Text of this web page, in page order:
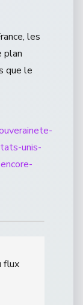
les
plan
que le
unis-
flux